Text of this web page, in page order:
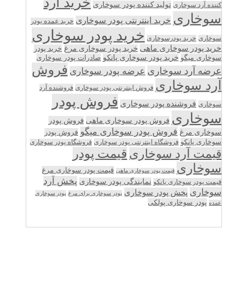
کننده آرد سوخاری تولید کننده پودر سوخاری
سوخاری خرید اینترنتی پودر سوخاری خرید عمده پودر
سوخاری خرید پودرسوخاری خرید پودر سوخاری
خرید پودر سوخاری ماهی خرید پودر سوخاری مرغ خرید پودر
سوخاری میگو خرید پودر سوخاری پانکو صادرات پودر سوخاری
عرضه آرد سوخاری عرضه پودر سوخاری فروش
آرد سوخاری فروش اینترنتی پودر سوخاری فروشنده آرد
سوخاری فروشنده پودر سوخاری فروش پودر
سوخاری فروش پودر سوخاری ماهی فروش پودر
سوخاری مرغ فروش پودر سوخاری میگو فروش پودر
سوخاری پانکو فروشگاه اینترنتی پودر سوخاری فروشگاه پودر سوخاری
قیمت آرد سوخاری قیمت پودر
سوخاری قیمت پودر سوخاری ماهی قیمت پودر سوخاری مرغ
قیمت پودر سوخاری پانکو نمایندگی پودر سوخاری پخش آرد
سوخاری پخش پودر سوخاری پودر سوخاری برای مرغ پودر سوخاری
عمده پودر سوخاری پولکی